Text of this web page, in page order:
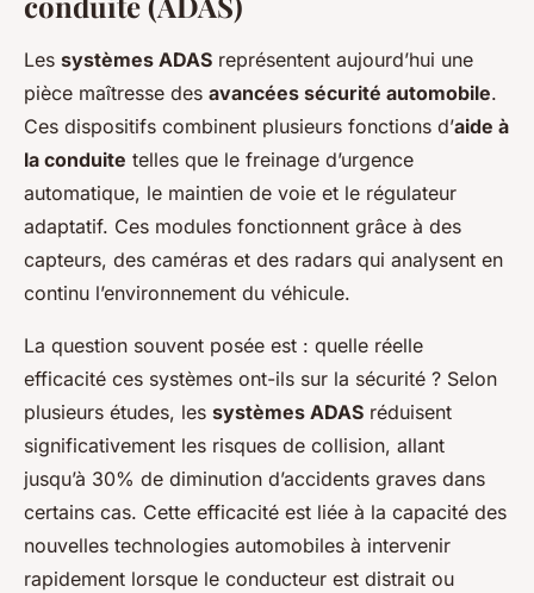
Les systèmes ADAS représentent aujourd’hui une
pièce maîtresse des avancées sécurité automobile.
Ces dispositifs combinent plusieurs fonctions d’aide à
la conduite telles que le freinage d’urgence
automatique, le maintien de voie et le régulateur
adaptatif. Ces modules fonctionnent grâce à des
capteurs, des caméras et des radars qui analysent en
continu l’environnement du véhicule.
La question souvent posée est : quelle réelle
efficacité ces systèmes ont-ils sur la sécurité ? Selon
plusieurs études, les systèmes ADAS réduisent
significativement les risques de collision, allant
jusqu’à 30% de diminution d’accidents graves dans
certains cas. Cette efficacité est liée à la capacité des
nouvelles technologies automobiles à intervenir
rapidement lorsque le conducteur est distrait ou